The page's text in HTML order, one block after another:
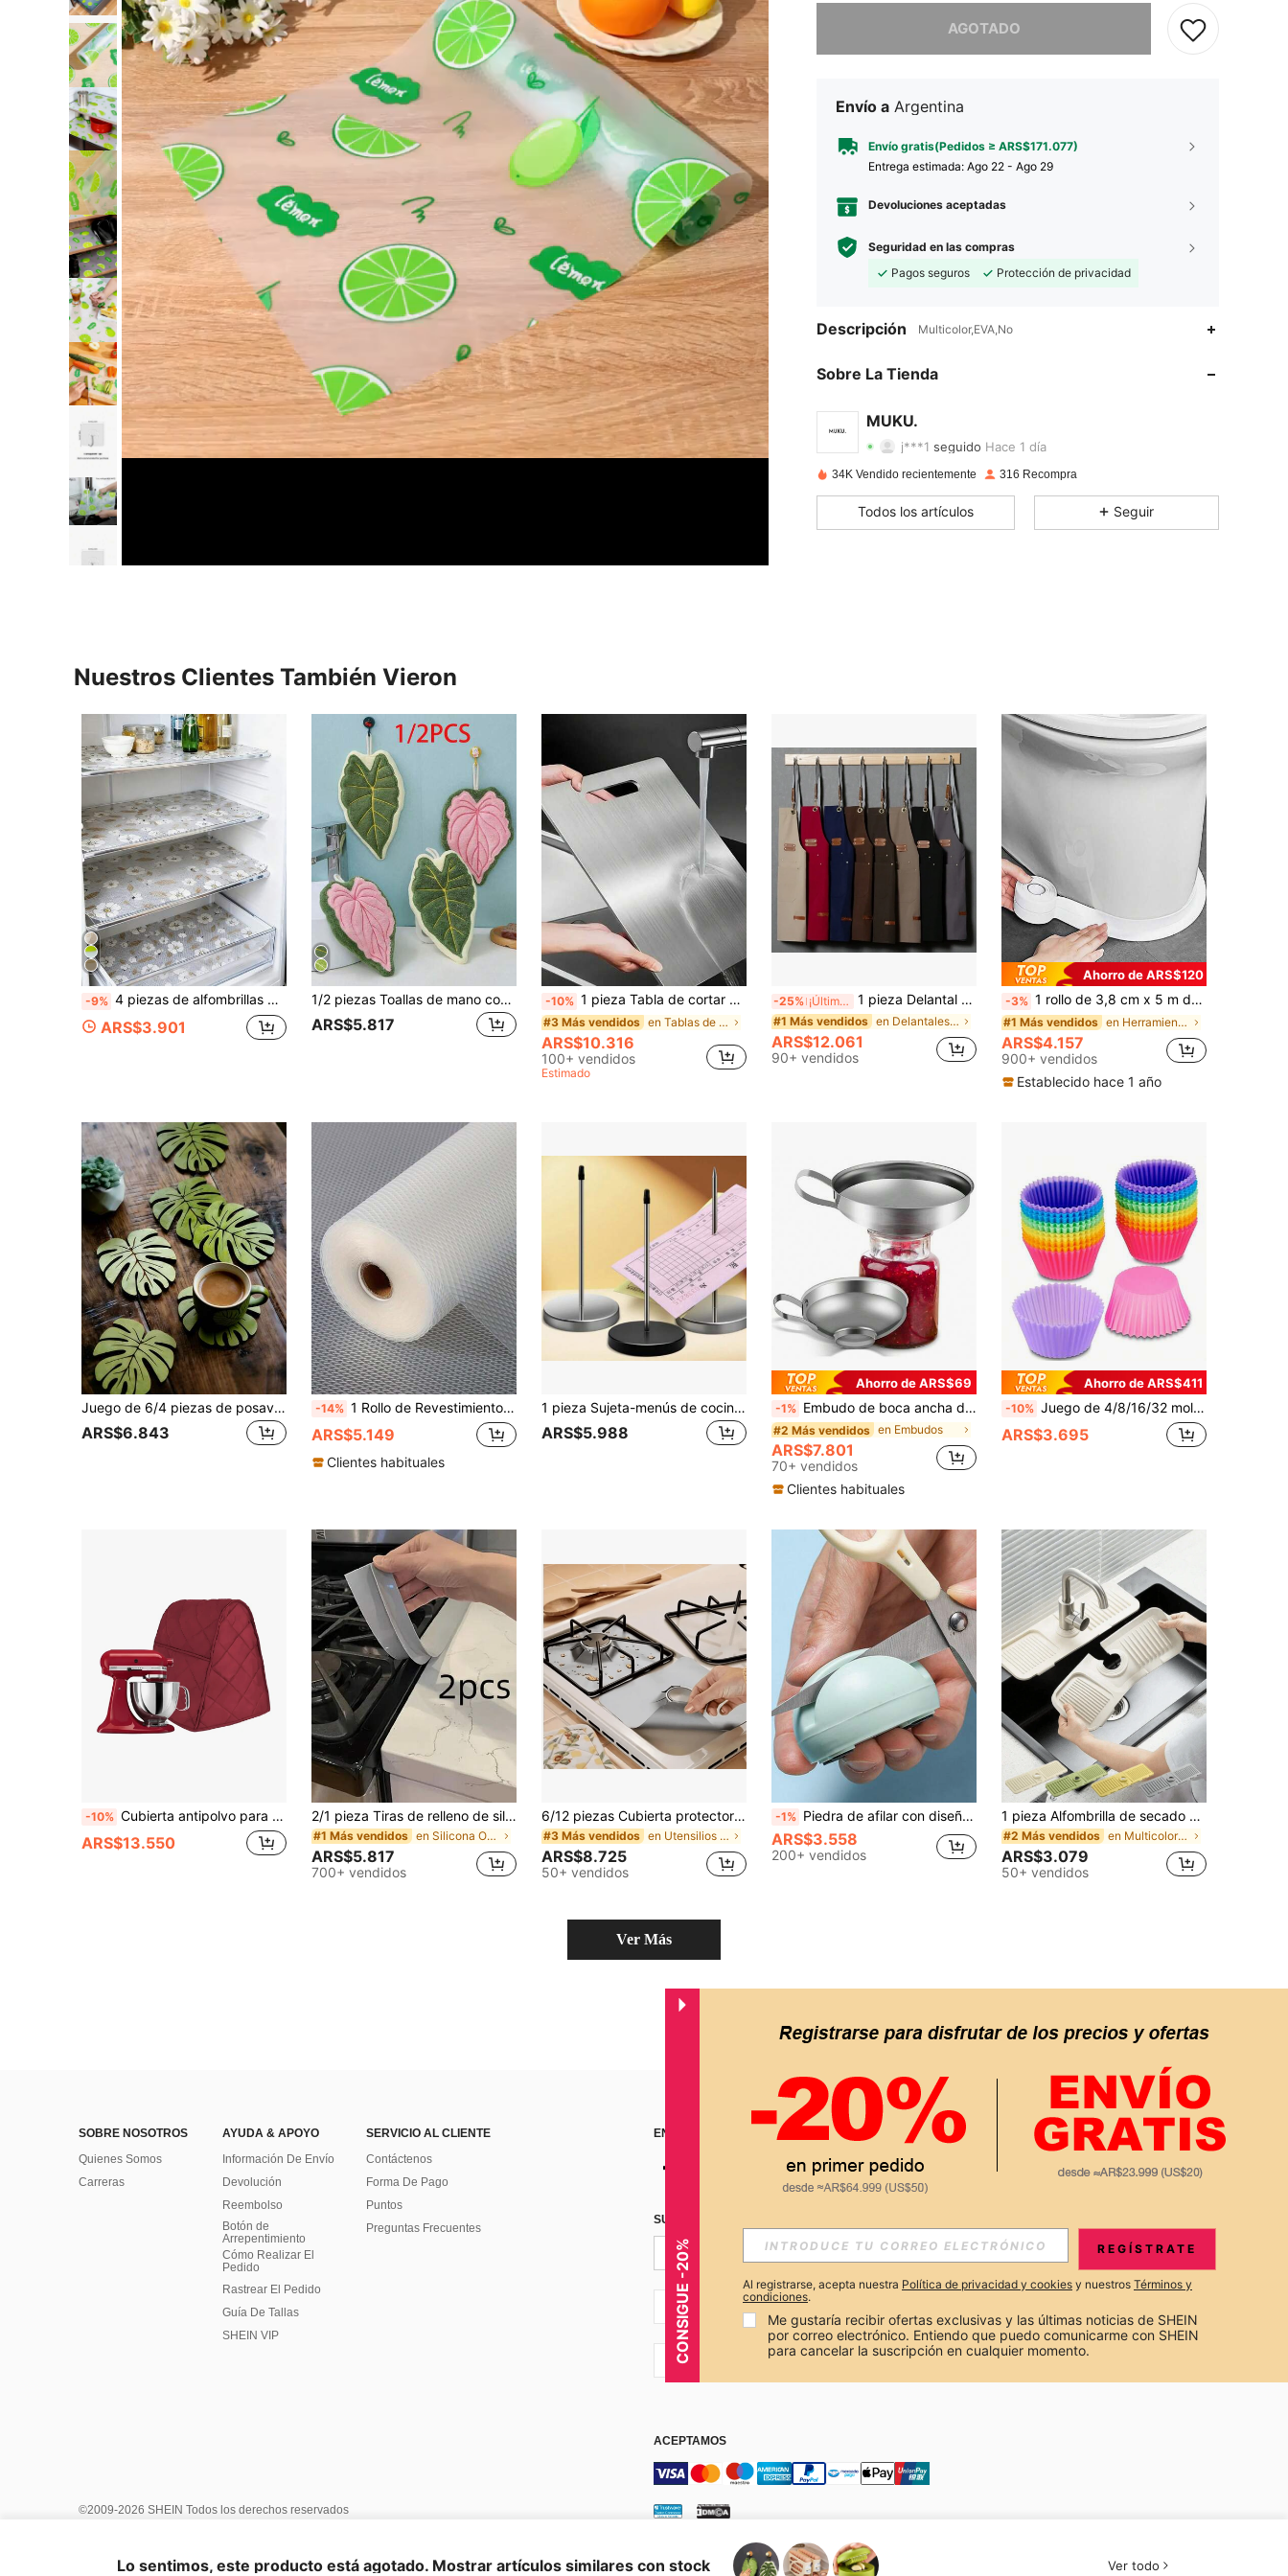
AGOTADO
Envío a Argentina
Envío gratis(Pedidos ≥ ARS$171.077)
Entrega estimada: Ago 22 - Ago 29
Devoluciones aceptadas
Seguridad en las compras
Pagos seguros
Protección de privacidad
Descripción Multicolor,EVA,No
Sobre La Tienda
MUKU.
4,59 13
4,59
4,59
j***1 seguido Hace 1 día
4,59
4,59 13 97
97
34K Vendido recientemente 316 Recompra
Todos los artículos Seguir
Nuestros Clientes También Vieron
-9% 4 piezas de alfombrillas de refrigerador de alta calidad y engrosadas, lavables y reutilizables, material EVA, patrón innovador, adecuadas para refrigerador y decoración de cocina, artículos esenciales de cocina, utensilios de cocina, suministros de cocina, accesorios de cocina, verano
ARS$3.901
1/2 piezas Toallas de mano con diseño creativo de hoja, toallas decorativas colgantes para cocina, baño, dormitorio, altamente absorbentes y fáciles de limpiar, toallas personalizadas
ARS$5.817
-10% 1 pieza Tabla de cortar de acero inoxidable antibacteriana, tabla de picar de doble cara, adecuada para la cocina del hogar, fácil de limpiar
#3 Más vendidos en Tablas de cortar, tapetes y juegos
ARS$10.316
100+ vendidos
Estimado
-25% ¡Últimos 3 días 1 pieza Delantal de trabajo de lona resistente al agua con bolsillos y correas ajustables, adecuado para salones de uñas, cafés, restaurantes, bares, panaderías y personal
#1 Más vendidos en Delantales y manoplas de cocina muy valorados H
ARS$12.061
90+ vendidos
Ahorro de ARS$120
-3% 1 rollo de 3,8 cm x 5 m de cinta de calafateo autoadhesiva blanca, de alta adherencia, impermeable, resistente al moho y a los aceites, cinta de sellado para baño, cocina, inodoro, bañera, fregadero, pared, etc.
#1 Más vendidos en Herramientas y accesorios de costura para la co
ARS$4.157
900+ vendidos
Establecido hace 1 año
Juego de 6/4 piezas de posavasos de bambú, posavasos con veta de madera natural, almohadillas aislantes del calor y antideslizantes, mejor opción para Navidad, regalo perfecto para Acción de Gracias, adecuado para mesa de centro, decoración del hogar, bar, regalo de cumpleaños, regalo de graduación, suministros para el hogar, accesorios de cocina, adecuado para plantas en macetas, protección de escritorio, regalo de inauguración de casa, posavasos de bambú cuadrados y redondos adecuados para macetas, bandejas de bebidas, escritorio
ARS$6.843
-14% 1 Rollo de Revestimiento para Gabinete y Refrigerador, Revestimiento Impermeable y Resistente al Aceite, Tapete de Cajón Fácil de Limpiar y Conveniente, Material de Plástico EVA Ligero, Revestimiento para Gabinete y Refrigerador sin Adhesivo.
ARS$5.149
Clientes habituales
1 pieza Sujeta-menús de cocina, portadocumentos, organizador de recibos, sujetapapeles, portaboletos
ARS$5.988
Ahorro de ARS$69
-1% Embudo de boca ancha de acero inoxidable, apto para tarros Mason, embudo grande para enlatado, embudo para enlatado de cocina
#2 Más vendidos en Embudos
ARS$7.801
70+ vendidos
Clientes habituales
Ahorro de ARS$411
-10% Juego de 4/8/16/32 moldes de silicona reutilizables para magdalenas y cupcakes - Herramientas de horneado para magdalenas y cupcakes de forma perfecta - Utensilios de cocina y accesorios para reposteros en el hogar
ARS$3.695
-10% Cubierta antipolvo para batidora vertical con bolsa de almacenamiento, cubierta para electrodomésticos de cocina, cubierta para electrodomésticos del hogar, Spring-Asia Spun + Algodón PP + Tafetán de poliéster 170T, 30*30*40cm(11.82*11.82*15.75in)
ARS$13.550
2/1 pieza Tiras de relleno de silicona en forma de T para estufa, resistentes a altas temperaturas, tiras de sellado de silicona impermeables, a prueba de aceite y polvo, tiras de inserción de silicona, pegamento de silicona, cubierta de brecha de cocina resistente al calor, impermeable, resistente a las manchas, excelente para espacios y mantener, fácil de limpiar
#1 Más vendidos en Silicona Otras herramientas de cocina
ARS$5.817
700+ vendidos
6/12 piezas Cubierta protectora contra salpicaduras de aceite para estufa de gas, material antiadherente reutilizable de 0.12 mm de grosor, fácil de limpiar y lavar, cubierta protectora contra salpicaduras de aceite para cocina, forro resistente al aceite de cocina, herramientas protectoras para el hogar, almohadilla de aislamiento para barbacoa al aire libre, mantiene la estufa limpia y ordenada, accesorios prácticos de cocina, suministros prácticos esenciales de cocina
#3 Más vendidos en Utensilios de cocina de moda para el verano y e
ARS$8.725
50+ vendidos
-1% Piedra de afilar con diseño de rana de dibujos animados, afilador de cuchillos de cocina rápido, herramienta de afilado de cuchillos y tijeras, herramienta de cocina práctica y conveniente. Restaura las hojas desafiladas a un filo afilado. Artículo de cocina, suministros de cocina, accesorios de cocina, artículos de cocina para el hogar.
ARS$3.558
200+ vendidos
1 pieza Alfombrilla de secado de silicona para grifo, protector de salpicaduras de borde estrecho recortable, bandeja de drenaje trasera para grifo, adecuada para dispensador de jabón, accesorio multiusos para fregadero, se adapta a fregadero de cocina, baño y estante para platos, accesorio de decoración para el hogar impermeable y antidesbordamiento
#2 Más vendidos en Multicolor Tapete de secado y tapete para secar
ARS$3.079
50+ vendidos
Ver Más
SOBRE NOSOTROS
Quienes Somos
Carreras
AYUDA & APOYO
Información De Envío
Devolución
Reembolso
Botón de
Arrepentimiento
Cómo Realizar El
Pedido
Rastrear El Pedido
Guía De Tallas
SHEIN VIP
SERVICIO AL CLIENTE
Contáctenos
Forma De Pago
Puntos
Preguntas Frecuentes
ENCUÉNTRANOS EN APP
SUSCRÍBETE PARA RECIBIR OFERTAS EXCLUSIVAS, PROMOCIONES Y NOTICIAS DE SHEIN
Suscribir
AR + 54
AR + 54
ACEPTAMOS
©2009-2026 SHEIN Todos los derechos reservados
Lo sentimos, este producto está agotado. Mostrar artículos similares con stock Ver todo
CONSIGUE -20% REGÍSTRATE
Al registrarse, acepta nuestra Política de privacidad y cookies y nuestros Términos y
condiciones.
Me gustaría recibir ofertas exclusivas y las últimas noticias de SHEIN
por correo electrónico. Entiendo que puedo comunicarme con SHEIN
para cancelar la suscripción en cualquier momento.